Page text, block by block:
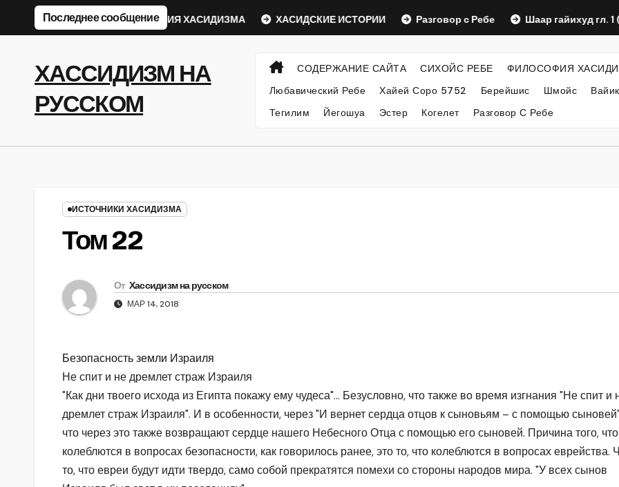
Перейти
Последнее сообщение
Ребе ФИЛОСОФИЯ ХАСИДИЗМА ХАСИДСКИЕ ИСТОРИИ Разговор с Ребе Шаар гайихуд гл. 1 (2)
ХАССИДИЗМ НА
РУССКОМ
СОДЕРЖАНИЕ САЙТА СИХОЙС РЕБЕ ФИЛОСОФИЯ
Любавический Ребе
Хайей Соро 5752 Берейшис Шмойс
Тегилим
Йегошуа Эстер Когелет Разговор С Ребе
ИСТОЧНИКИ ХАСИДИЗМА
Том 22
От Хассидизм на русском
МАР 14, 2018
Безопасность земли Израиля
Не спит и не дремлет страж Израиля
"Как дни твоего исхода из Египта покажу ему чудеса"… Безусловно, что также во время изгнания "Не спит и
дремлет страж Израиля". И в особенности, через "И вернет сердца отцов к сыновьям – с помощью
что через это также возвращают сердце нашего Небесного Отца с помощью его сыновей. Причина того, что
колеблются в вопросах безопасности, как говорилось ранее, это то, что колеблются в вопросах еврейства.
то, что евреи будут идти твердо, само собой прекратятся помехи со стороны народов мира. "У всех сынов